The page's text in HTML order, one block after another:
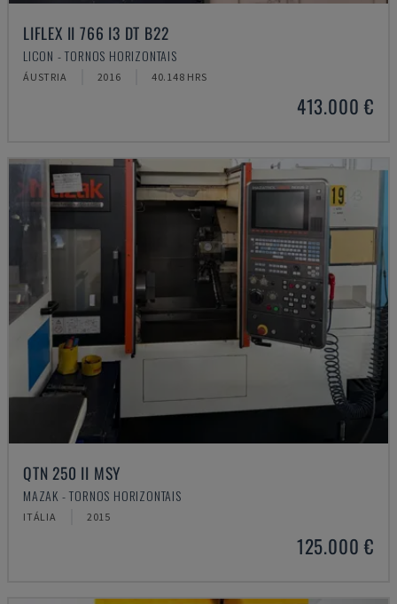
LIFLEX II 766 I3 DT B22
LICON - TORNOS HORIZONTAIS
ÁUSTRIA 2016 40.148 HRS
413.000 €
QTN 250 II MSY
MAZAK - TORNOS HORIZONTAIS
ITÁLIA 2015
125.000 €